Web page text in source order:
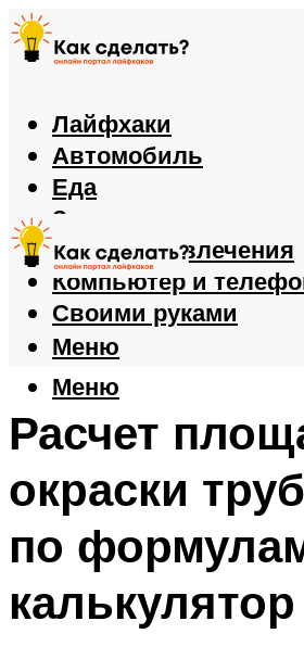
Лайфхаки
Автомобиль
Еда
Здоровье
Игры и развлечения
Компьютер и
Своими руками
Меню
Меню
Расчет
окраски
по
калькулятор